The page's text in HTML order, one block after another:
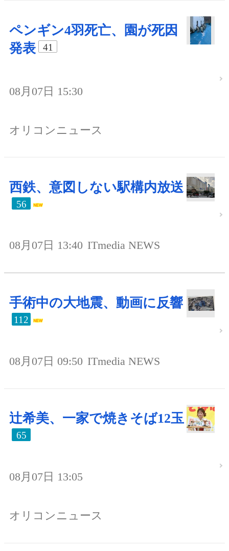
ペンギン4羽死亡、園が死因
発表
41
08月07日 15:30
オリコンニュース
西鉄、意図しない駅構内放送
56
08月07日 13:40 ITmedia NEWS
手術中の大地震、動画に反響
112
08月07日 09:50 ITmedia NEWS
辻希美、一家で焼きそば12玉
65
08月07日 13:05
オリコンニュース